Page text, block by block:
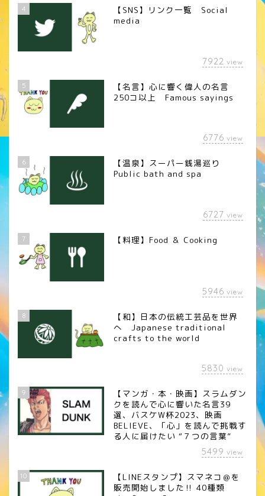
4
【SNS】リンク一覧 Social
media
7922 view
5
【名言】心に響く偉人の名言
250コ以上 Famous sayings
6776 view
6
【温泉】スーパー銭湯巡り
Public bath and spa
6727 view
7 【料理】Food ＆ Cooking
5946 view
8
【和】日本の伝統工芸品を世界
へ Japanese traditional
crafts to the world
5830 view
9
【マンガ・本・映画】スラムダン
クを読んで心に響いた名言39
選、バスケW杯2023、映画
BELIEVE、「心」を読んで挑戦す
る人に届けたい “７つの言葉”
5499 view
10
【LINEスタンプ】スマネコ＠を
販売開始しました‼︎ 40種類